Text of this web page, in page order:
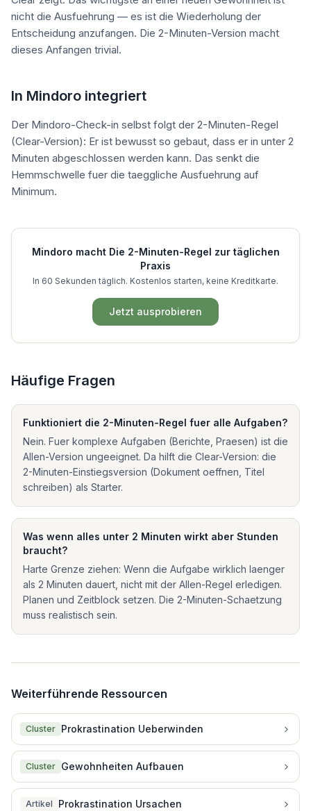
nicht die Ausfuehrung — es ist die Wiederholung der
Entscheidung anzufangen. Die 2-Minuten-Version macht
dieses Anfangen trivial.
In Mindoro integriert
Der Mindoro-Check-in selbst folgt der 2-Minuten-Regel
(Clear-Version): Er ist bewusst so gebaut, dass er in unter 2
Minuten abgeschlossen werden kann. Das senkt die
Hemmschwelle fuer die taeggliche Ausfuehrung auf
Minimum.
Mindoro macht Die 2-Minuten-Regel zur täglichen
Praxis
In 60 Sekunden täglich. Kostenlos starten, keine Kreditkarte.
Jetzt ausprobieren
Häufige Fragen
Funktioniert die 2-Minuten-Regel fuer alle Aufgaben?
Nein. Fuer komplexe Aufgaben (Berichte, Praesen) ist die
Allen-Version ungeeignet. Da hilft die Clear-Version: die
2-Minuten-Einstiegsversion (Dokument oeffnen, Titel
schreiben) als Starter.
Was wenn alles unter 2 Minuten wirkt aber Stunden
braucht?
Harte Grenze ziehen: Wenn die Aufgabe wirklich laenger
als 2 Minuten dauert, nicht mit der Allen-Regel erledigen.
Planen und Zeitblock setzen. Die 2-Minuten-Schaetzung
muss realistisch sein.
Weiterführende Ressourcen
Cluster Prokrastination Ueberwinden
Cluster Gewohnheiten Aufbauen
Artikel Prokrastination Ursachen